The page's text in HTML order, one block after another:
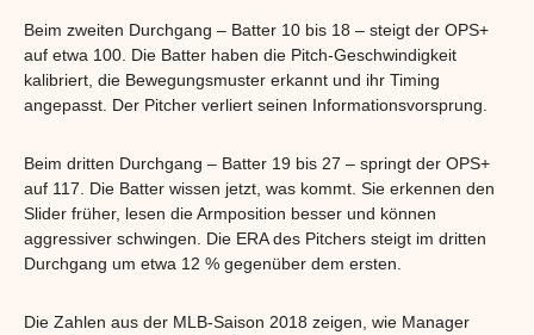
Beim zweiten Durchgang – Batter 10 bis 18 – steigt der OPS+
auf etwa 100. Die Batter haben die Pitch-Geschwindigkeit
kalibriert, die Bewegungsmuster erkannt und ihr Timing
angepasst. Der Pitcher verliert seinen Informationsvorsprung.
Beim dritten Durchgang – Batter 19 bis 27 – springt der OPS+
auf 117. Die Batter wissen jetzt, was kommt. Sie erkennen den
Slider früher, lesen die Armposition besser und können
aggressiver schwingen. Die ERA des Pitchers steigt im dritten
Durchgang um etwa 12 % gegenüber dem ersten.
Die Zahlen aus der MLB-Saison 2018 zeigen, wie Manager